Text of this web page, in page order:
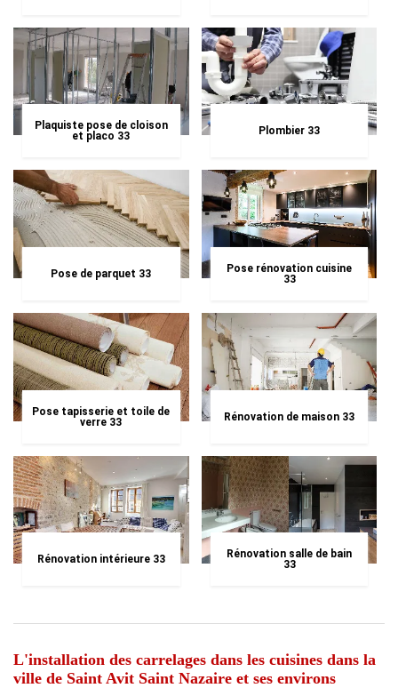
Plaquiste pose de cloison
et placo 33
Plombier 33
Pose de parquet 33
Pose rénovation cuisine
33
Pose tapisserie et toile de
verre 33
Rénovation de maison 33
Rénovation intérieure 33
Rénovation salle de bain
33
L'installation des carrelages dans les cuisines dans la
ville de Saint Avit Saint Nazaire et ses environs